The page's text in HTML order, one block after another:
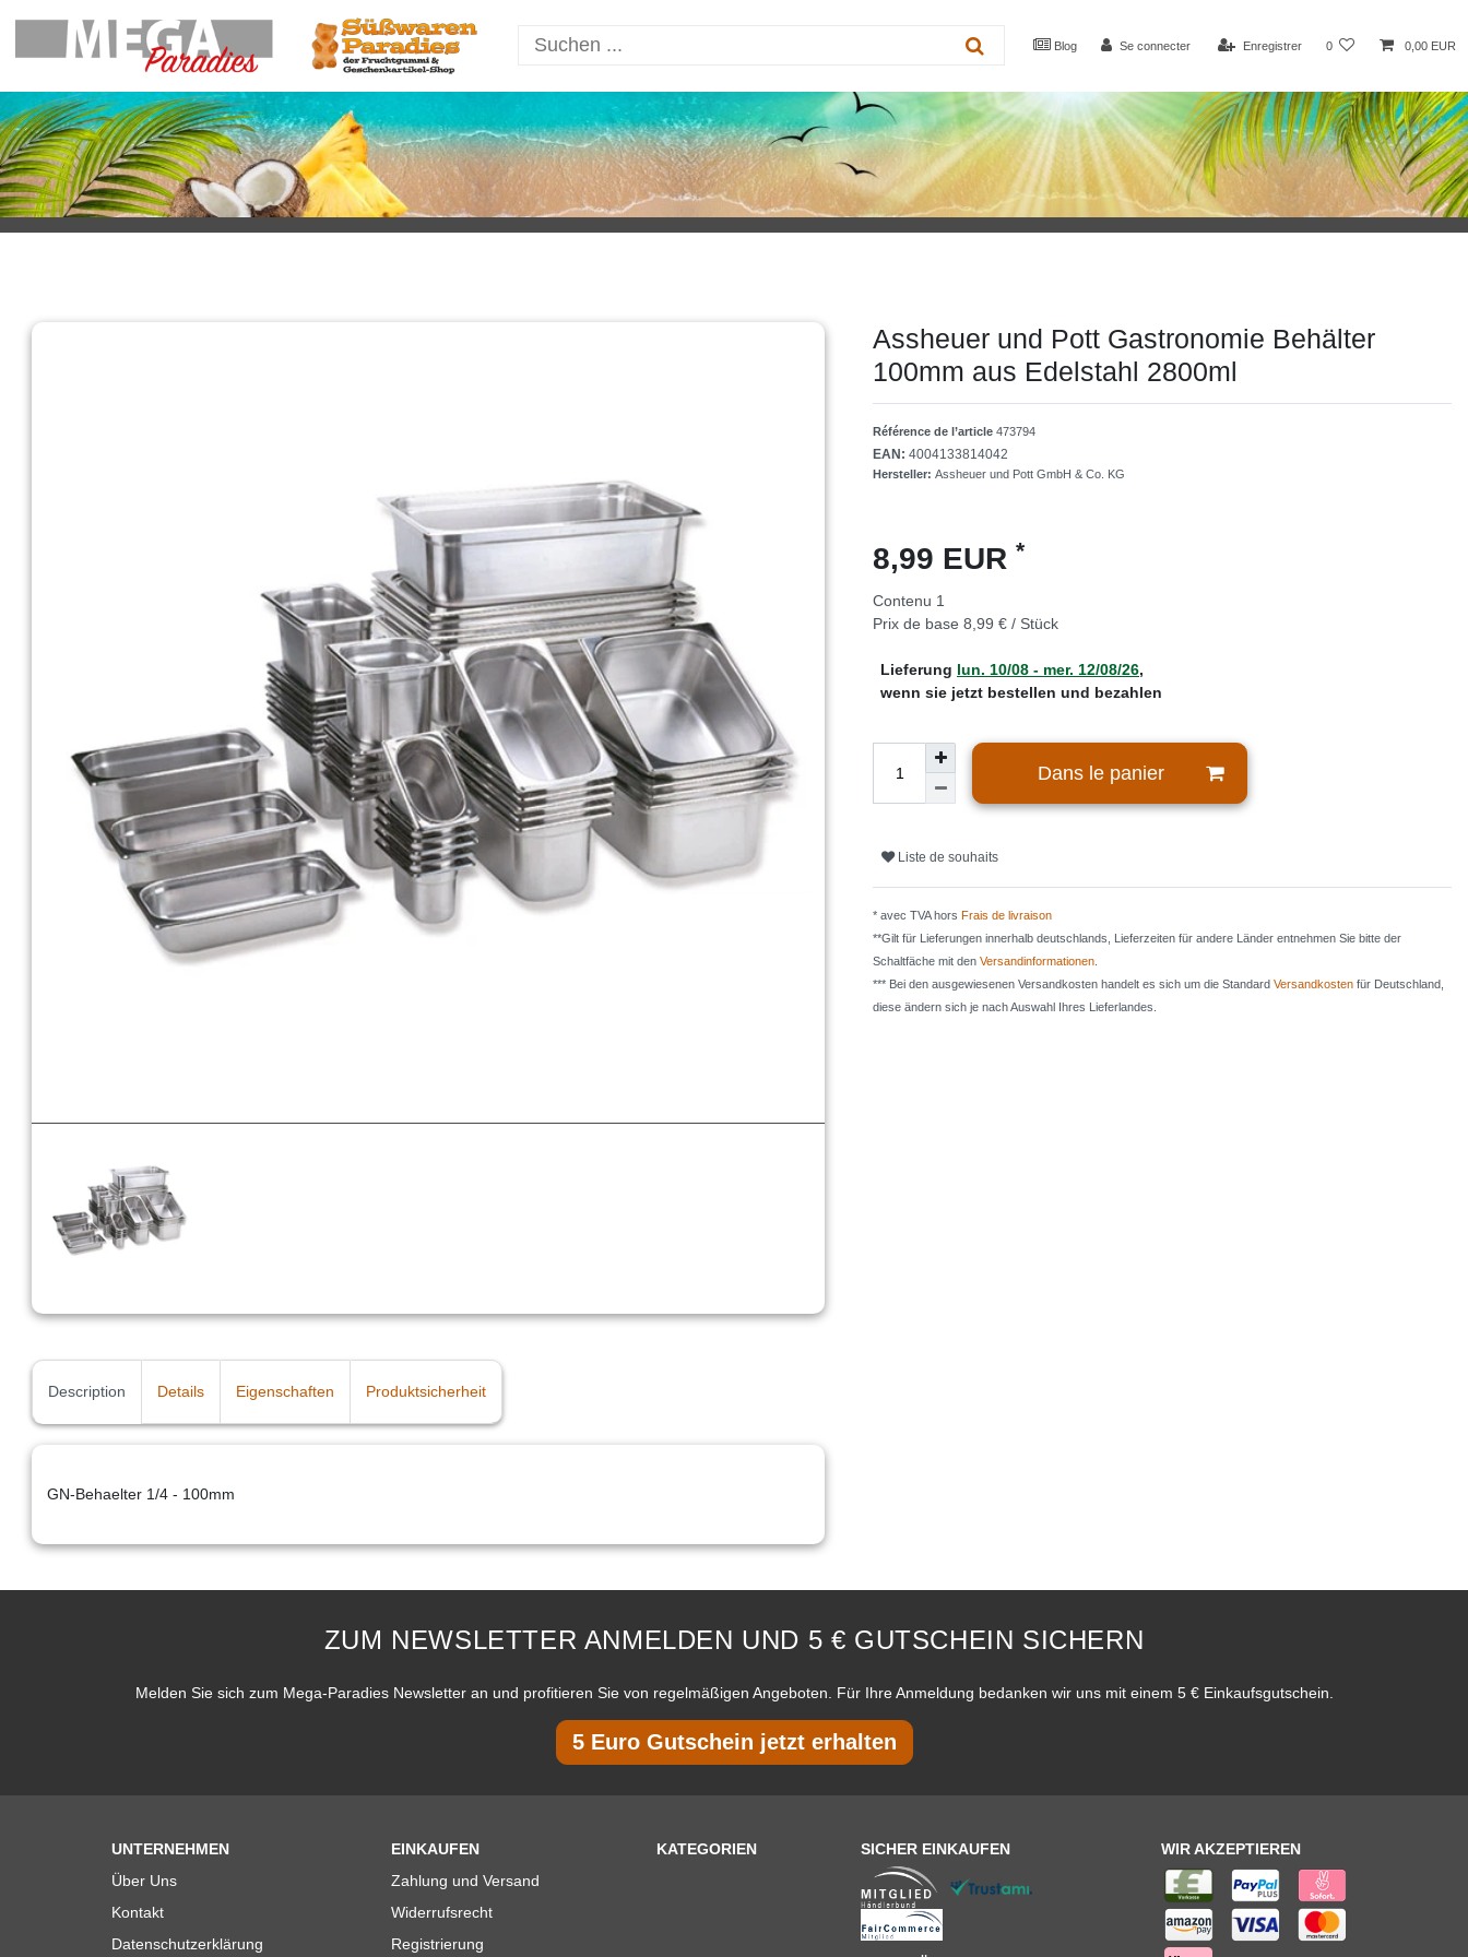
Blog Se connecter Enregistrer 0 0,00 EUR
Assheuer und Pott Gastronomie Behälter
100mm aus Edelstahl 2800ml
Référence de l’article 473794
EAN: 4004133814042
Hersteller: Assheuer und Pott GmbH & Co. KG
8,99 EUR *
Contenu 1
Prix de base 8,99 € / Stück
Lieferung lun. 10/08 - mer. 12/08/26,
wenn sie jetzt bestellen und bezahlen
Dans le panier
Liste de souhaits
* avec TVA hors Frais de livraison
**Gilt für Lieferungen innerhalb deutschlands, Lieferzeiten für andere Länder entnehmen Sie bitte der
Schaltfäche mit den Versandinformationen
*** Bei den ausgewiesenen Versandkosten handelt es sich um die Standard Versandkosten für Deutschland,
diese ändern sich je nach Auswahl Ihres Lieferlandes.
Description Details Eigenschaften Produktsicherheit
GN-Behaelter 1/4 - 100mm
ZUM NEWSLETTER ANMELDEN UND 5 € GUTSCHEIN SICHERN
Melden Sie sich zum Mega-Paradies Newsletter an und profitieren Sie von regelmäßigen Angeboten. Für Ihre Anmeldung bedanken wir uns mit einem 5 € Einkaufsgutschein.
5 Euro Gutschein jetzt erhalten
UNTERNEHMEN
Über Uns
Kontakt
Datenschutzerklärung
EINKAUFEN
Zahlung und Versand
Widerrufsrecht
Registrierung
KATEGORIEN SICHER EINKAUFEN WIR AKZEPTIEREN